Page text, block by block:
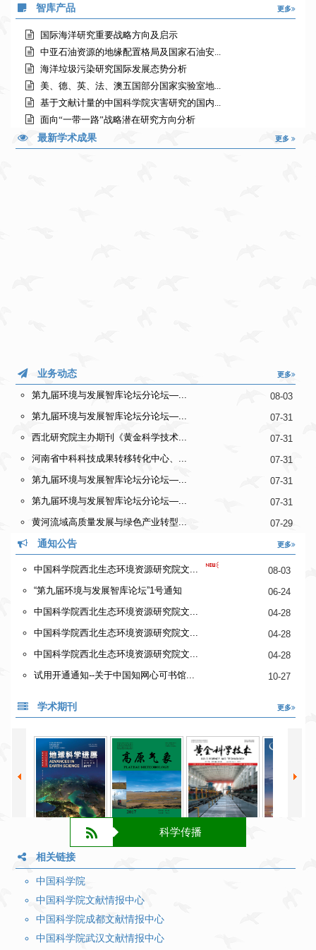
智库产品 更多
国际海洋研究重要战略方向及启示
中亚石油资源的地缘配置格局及国家石油安...
海洋垃圾污染研究国际发展态势分析
美、德、英、法、澳五国部分国家实验室地...
基于文献计量的中国科学院灾害研究的国内...
面向“一带一路”战略潜在研究方向分析
“一带一路”沿线国家空间地球信息领域发...
最新学术成果 更多
业务动态 更多
第九届环境与发展智库论坛分论坛—...
08-03
第九届环境与发展智库论坛分论坛—...
07-31
西北研究院主办期刊《黄金科学技术...
07-31
河南省中科科技成果转移转化中心、...
07-31
第九届环境与发展智库论坛分论坛—...
07-31
第九届环境与发展智库论坛分论坛—...
07-31
黄河流域高质量发展与绿色产业转型...
07-29
通知公告 更多
中国科学院西北生态环境资源研究院文...
08-03
“第九届环境与发展智库论坛”1号通知
06-24
中国科学院西北生态环境资源研究院文...
04-28
中国科学院西北生态环境资源研究院文...
04-28
中国科学院西北生态环境资源研究院文...
04-28
试用开通通知--关于中国知网心可书馆...
10-27
学术期刊 更多
科学传播
相关链接
中国科学院
中国科学院文献情报中心
中国科学院成都文献情报中心
中国科学院武汉文献情报中心